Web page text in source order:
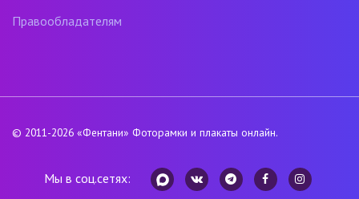
Правообладателям
© 2011-2026 «Фентани» Фоторамки и плакаты онлайн.
Мы в соц.сетях: